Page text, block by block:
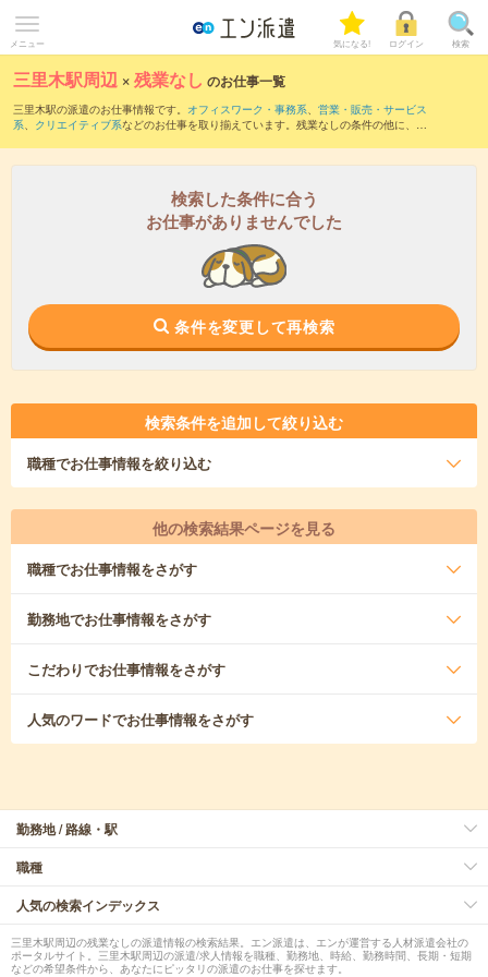
メニュー 気になる! ログイン 検索
三里木駅周辺 ×残業なし のお仕事一覧
三里木駅の派遣のお仕事情報です。 オフィスワーク・事務系、 営業・販売・サービス
系、 クリエイティブ系などのお仕事を取り揃えています。残業なしの条件の他に、 交
検索した条件に合う
お仕事がありませんでした
条件を変更して再検索
検索条件を追加して絞り込む
職種でお仕事情報を絞り込む
他の検索結果ページを見る
職種でお仕事情報をさがす
勤務地でお仕事情報をさがす
こだわりでお仕事情報をさがす
人気のワードでお仕事情報をさがす
勤務地 / 路線・駅
職種
人気の検索インデックス
三里木駅周辺の残業なしの派遣情報の検索結果。エン派遣は、エンが運営する人材派遣会社の
ポータルサイト。三里木駅周辺の派遣/求人情報を職種、勤務地、時給、勤務時間、長期・短期
などの希望条件から、あなたにピッタリの派遣のお仕事を探せます。